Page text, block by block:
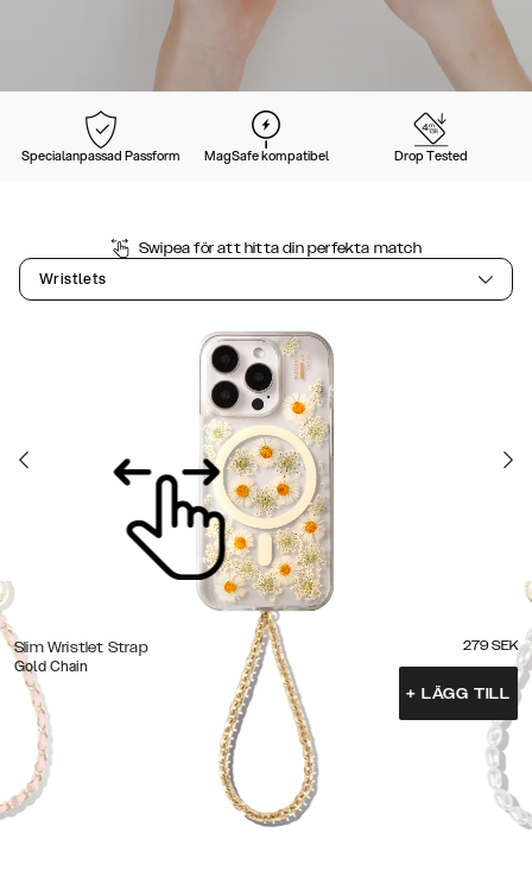
Specialanpassad Passform MagSafe kompatibel Drop Tested
Swipea för att hitta din perfekta match
Wristlets
Slim Wristlet Strap
Gold Chain
279 SEK
+ LÄGG TILL